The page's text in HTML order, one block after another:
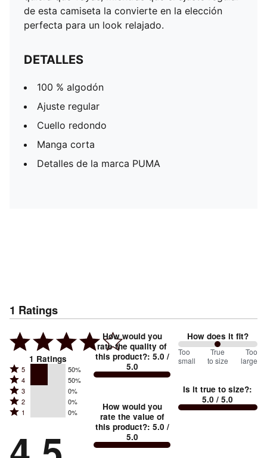
de esta camiseta la convierte en la elección
perfecta para un look relajado.
DETALLES
100 % algodón
Ajuste regular
Cuello redondo
Manga corta
Detalles de la marca PUMA
1 Ratings
1 Ratings
Rated
5
stars
by
reviewers
5 50%
Rated
4
stars
by
of
4 50%
Rated
3
stars
0%
3 0%
Rated
2
by
0%
2 0%
Rated
stars
by
1 0%
How would you
rate the quality of
this product?: 5.0 /
5.0
How would you
rate the value of
this product?: 5.0 /
5.0
How does it fit?
100
between
small
and
Too
small
True
to size
Too
large
Is it true to size?:
5.0 / 5.0